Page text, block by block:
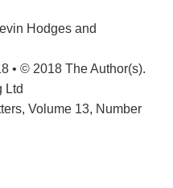
Hodges and
• © 2018 The Author(s).
Ltd
Volume 13, Number